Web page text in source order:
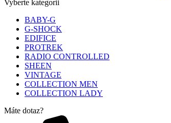
Vyberte kategorii
BABY-G
G-SHOCK
EDIFICE
PROTREK
RADIO CONTROLLED
SHEEN
VINTAGE
COLLECTION MEN
COLLECTION LADY
Máte dotaz?